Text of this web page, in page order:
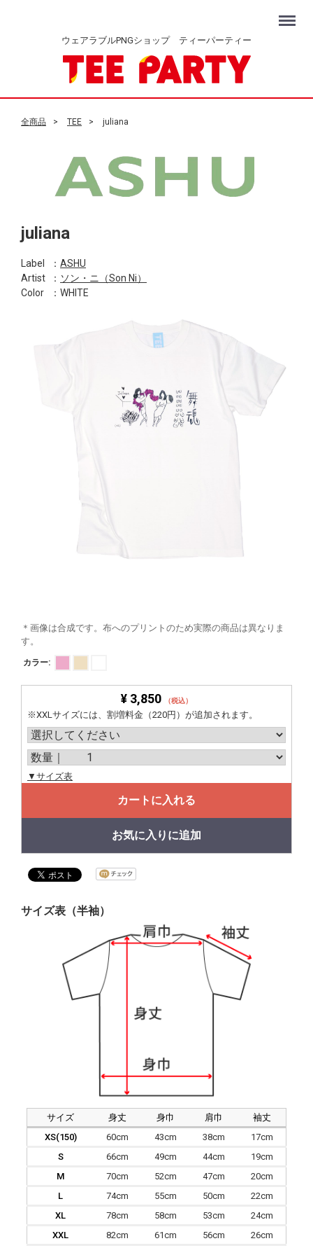
ウェアラブルPNGショップ ティーパーティー
Menu
全商品 TEE juliana
juliana
Label ： ASHU
Artist
： ソン・ニ（Son Ni）
Color
：WHITE
＊画像は合成です。布へのプリントのため実際の商品は異なりま
す。
カラー:
¥ 3,850 （税込）
※XXLサイズには、割増料金（220円）が追加されます。
▼サイズ表
カートに入れる
お気に入りに追加
サイズ表（半袖）
サイズ 身丈 身巾 肩巾
袖丈
XS(150)
60cm 43cm 38cm
17cm
S
66cm 49cm 44cm
19cm
M
70cm 52cm 47cm
20cm
L
74cm 55cm 50cm
22cm
XL
78cm 58cm 53cm
24cm
XXL
82cm 61cm 56cm 26cm